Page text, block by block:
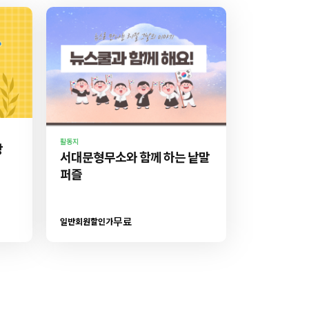
활동지
서대문형무소와 함께 하는 낱말
퍼즐
일반회원할인가무료